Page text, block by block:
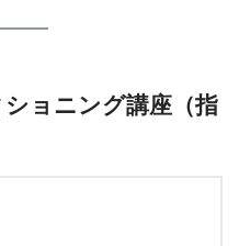
ョニング講座（指